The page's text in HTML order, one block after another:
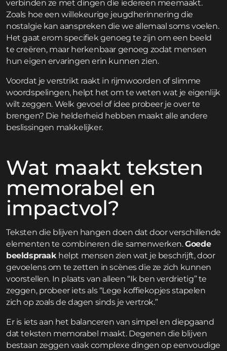
verbinden ze met dingen die iedereen meemaakt.
Zoals hoe een willekeurige jeugdherinnering die
nostalgie kan aanspreken die we allemaal soms voelen.
Het gaat erom specifiek genoeg te zijn om een beeld
te creëren, maar herkenbaar genoeg zodat mensen
hun eigen ervaringen erin kunnen zien.
Voordat je verstrikt raakt in rijmwoorden of slimme
woordspelingen, helpt het om te weten wat je eigenlijk
wilt zeggen. Welk gevoel of idee probeer je over te
brengen? Die helderheid hebben maakt alle andere
beslissingen makkelijker.
Wat maakt teksten
memorabel en
impactvol?
Teksten die blijven hangen doen dat door verschillende
elementen te combineren die samenwerken.Goede
beeldspraakhelpt mensen zien wat je beschrijft, door
gevoelens om te zetten in scènes die ze zich kunnen
voorstellen. In plaats van alleen “Ik ben verdrietig” te
zeggen, probeer iets als “Lege koffiekopjes stapelen
zich op zoals de dagen sinds je vertrok.”
Er is iets aan het balanceren van simpel en diepgaand
dat teksten memorabel maakt. Degenen die blijven
bestaan zeggen vaak complexe dingen op eenvoudige